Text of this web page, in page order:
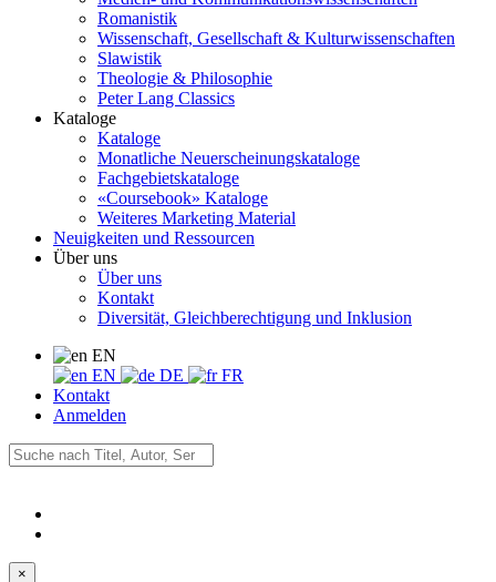
Romanistik
Wissenschaft, Gesellschaft & Kulturwissenschaften
Slawistik
Theologie & Philosophie
Peter Lang Classics
Kataloge
Kataloge
Monatliche Neuerscheinungskataloge
Fachgebietskataloge
«Coursebook» Kataloge
Weiteres Marketing Material
Neuigkeiten und Ressourcen
Über uns
Über uns
Kontakt
Diversität, Gleichberechtigung und Inklusion
EN
EN
DE
FR
Kontakt
Anmelden
×